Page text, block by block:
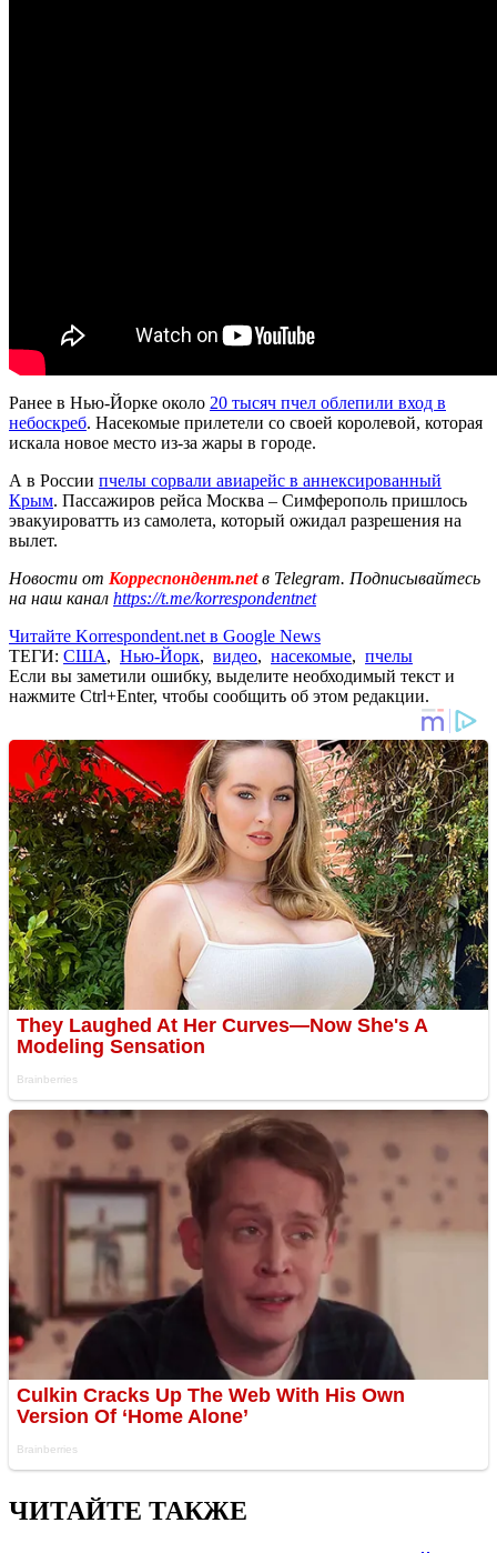
Ранее в Нью-Йорке около 20 тысяч пчел облепили вход в
небоскреб. Насекомые прилетели со своей королевой, которая
искала новое место из-за жары в городе.
А в России пчелы сорвали авиарейс в аннексированный
Крым. Пассажиров рейса Москва – Симферополь пришлось
эвакуироватть из самолета, который ожидал разрешения на
вылет.
Новости от Корреспондент.netв Telegram. Подписывайтесь
на наш канал https://t.me/korrespondentnet
Читайте Korrespondent.net в Google News
ТЕГИ: США, Нью-Йорк, видео, насекомые, пчелы
Если вы заметили ошибку, выделите необходимый текст и
нажмите Ctrl+Enter, чтобы сообщить об этом редакции.
ЧИТАЙТЕ ТАКЖЕ